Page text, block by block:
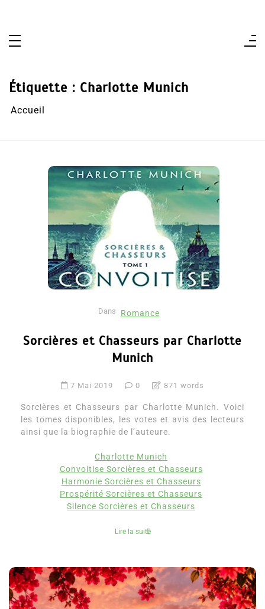
Étiquette : Charlotte Munich
Accueil
Dans Romance
Sorcières et Chasseurs par Charlotte
Munich
7 Mai 2019 0 871 words
Sorcières et Chasseurs par Charlotte Munich. Voici
les tomes disponibles, les votes et avis des lecteurs
ainsi que la biographie de l’auteure.
Charlotte Munich
Convoitise Sorcières et Chasseurs
Harmonie Sorcières et Chasseurs
Prospérité Sorcières et Chasseurs
Silence Sorcières et Chasseurs
Lire la suite